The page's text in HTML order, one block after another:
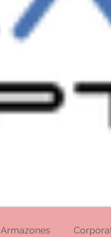
Armazones